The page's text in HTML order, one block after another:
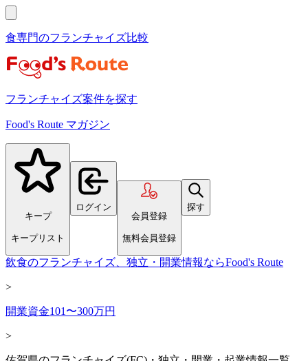
食専門のフランチャイズ比較
フランチャイズ案件を探す
Food's Route マガジン
キープ
キープリスト
ログイン
会員登録
無料会員登録
探す
飲食のフランチャイズ、独立・開業情報ならFood's Route
>
開業資金101〜300万円
>